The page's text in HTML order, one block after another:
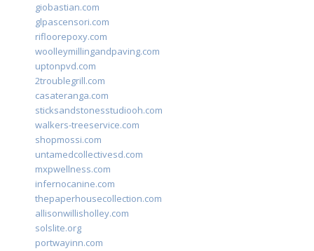
giobastian.com
glpascensori.com
rifloorepoxy.com
woolleymillingandpaving.com
uptonpvd.com
2troublegrill.com
casateranga.com
sticksandstonesstudiooh.com
walkers-treeservice.com
shopmossi.com
untamedcollectivesd.com
mxpwellness.com
infernocanine.com
thepaperhousecollection.com
allisonwillisholley.com
solslite.org
portwayinn.com